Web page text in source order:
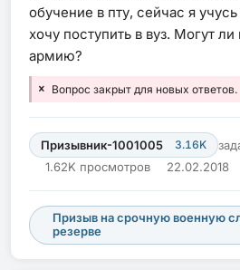
обучение в пту, сейчас я
хочу поступить в вуз. Могут ли
армию?
Вопрос закрыт для новых ответов.
Призывник-1001005 3.16K
1.62K просмотров
22.02.2018
Призыв на срочную военную
резерве